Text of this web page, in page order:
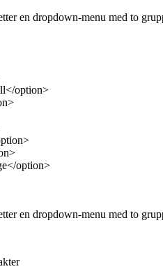
en dropdown-menu med to
option>
option>
en dropdown-menu med to